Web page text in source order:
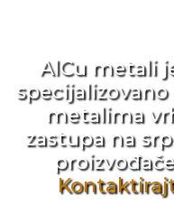
AlCu metali
metalima
zastupa na